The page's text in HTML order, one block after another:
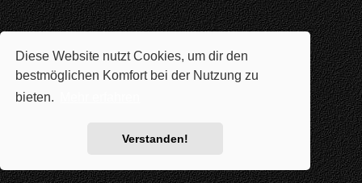
Diese Website nutzt Cookies, um dir den
bestmöglichen Komfort bei der Nutzung zu
bieten.
Verstanden!